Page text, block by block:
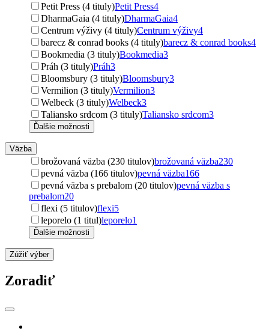
Petit Press (4 tituly)Petit Press4
DharmaGaia (4 tituly)DharmaGaia4
Centrum výživy (4 tituly)Centrum výživy4
barecz & conrad books (4 tituly)barecz & conrad books4
Bookmedia (3 tituly)Bookmedia3
Práh (3 tituly)Práh3
Bloomsbury (3 tituly)Bloomsbury3
Vermilion (3 tituly)Vermilion3
Welbeck (3 tituly)Welbeck3
Taliansko srdcom (3 tituly)Taliansko srdcom3
Ďalšie možnosti
Väzba
brožovaná väzba (230 titulov)brožovaná väzba230
pevná väzba (166 titulov)pevná väzba166
pevná väzba s prebalom (20 titulov)pevná väzba s
prebalom20
flexi (5 titulov)flexi5
leporelo (1 titul)leporelo1
Ďalšie možnosti
Zúžiť výber
Zoradiť